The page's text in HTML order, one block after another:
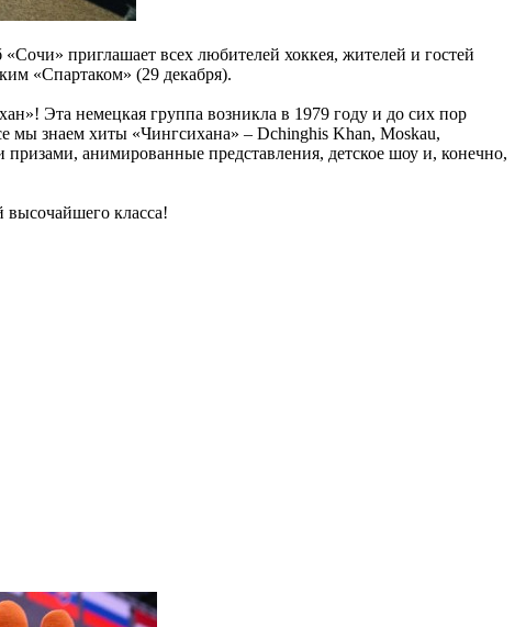
приглашает всех любителей хоккея, жителей и гостей
«Спартаком» (29 декабря).
Эта немецкая группа возникла в 1979 году и до сих пор
мы знаем хиты «Чингсихана» – Dchinghis Khan, Moskau,
анимированные представления, детское шоу и, конечно,
высочайшего класса!